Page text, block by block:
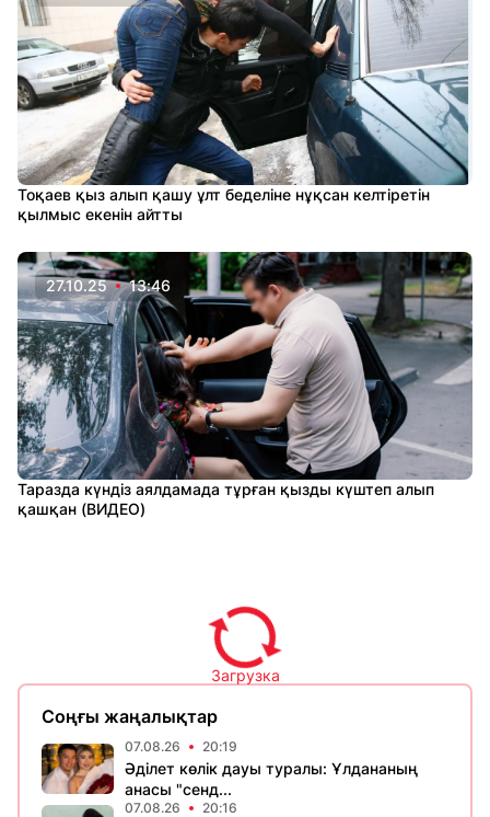
Тоқаев қыз алып қашу ұлт беделіне нұқсан келтіретін
қылмыс екенін айтты
27.10.25 13:46
Таразда күндіз аялдамада тұрған қызды күштеп алып
қашқан (ВИДЕО)
Загрузка
Соңғы жаңалықтар
07.08.26 20:19
Әділет көлік дауы туралы: Ұлдананың
анасы "сенд...
07.08.26 20:16